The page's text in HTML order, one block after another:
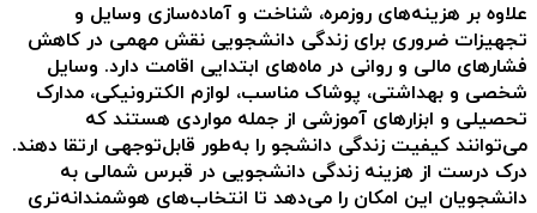
علاوه بر هزینه‌های روزمره، شناخت و آماده‌سازی وسایل و
تجهیزات ضروری برای زندگی دانشجویی نقش مهمی در کاهش
فشارهای مالی و روانی در ماه‌های ابتدایی اقامت دارد. وسایل
شخصی و بهداشتی، پوشاک مناسب، لوازم الکترونیکی، مدارک
تحصیلی و ابزارهای آموزشی از جمله مواردی هستند که
می‌توانند کیفیت زندگی دانشجو را به‌طور قابل‌توجهی ارتقا دهند.
درک درست از هزینه زندگی دانشجویی در قبرس شمالی به
دانشجویان این امکان را می‌دهد تا انتخاب‌های هوشمندانه‌تری